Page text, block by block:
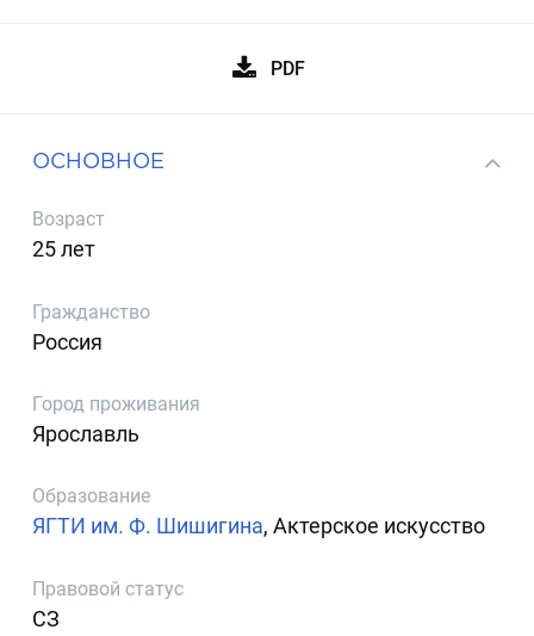
PDF
ОСНОВНОЕ
Возраст
25 лет
Гражданство
Россия
Город проживания
Ярославль
Образование
ЯГТИ им. Ф. Шишигина, Актерское искусство
Правовой статус
СЗ